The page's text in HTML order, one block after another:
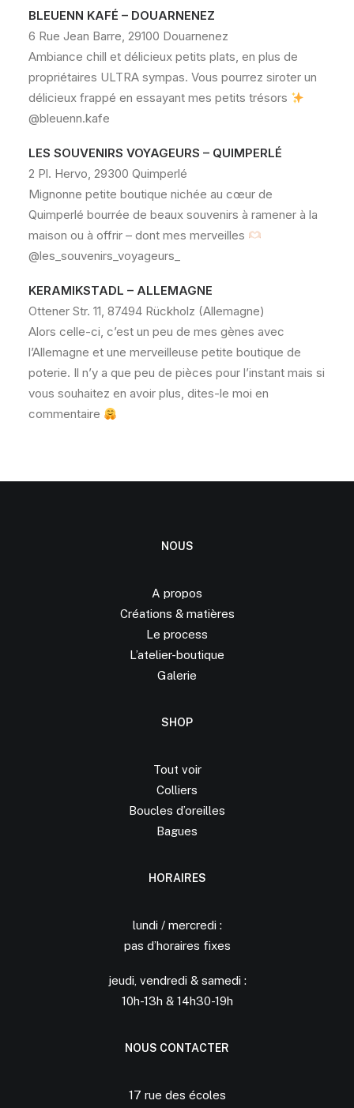
BLEUENN KAFÉ – DOUARNENEZ
6 Rue Jean Barre, 29100 Douarnenez
Ambiance chill et délicieux petits plats, en plus de
propriétaires ULTRA sympas. Vous pourrez siroter un
délicieux frappé en essayant mes petits trésors
@bleuenn.kafe
LES SOUVENIRS VOYAGEURS – QUIMPERLÉ
2 Pl. Hervo, 29300 Quimperlé
Mignonne petite boutique nichée au cœur de
Quimperlé bourrée de beaux souvenirs à ramener à la
maison ou à offrir – dont mes merveilles
@les_souvenirs_voyageurs_
KERAMIKSTADL – ALLEMAGNE
Ottener Str. 11, 87494 Rückholz (Allemagne)
Alors celle-ci, c’est un peu de mes gènes avec
l’Allemagne et une merveilleuse petite boutique de
poterie. Il n’y a que peu de pièces pour l’instant mais si
vous souhaitez en avoir plus, dites-le moi en
commentaire
NOUS
A propos
Créations & matières
Le process
L’atelier-boutique
Galerie
SHOP
Tout voir
Colliers
Boucles d’oreilles
Bagues
HORAIRES
lundi / mercredi :
pas d’horaires fixes
jeudi, vendredi & samedi :
10h-13h & 14h30-19h
NOUS CONTACTER
17 rue des écoles